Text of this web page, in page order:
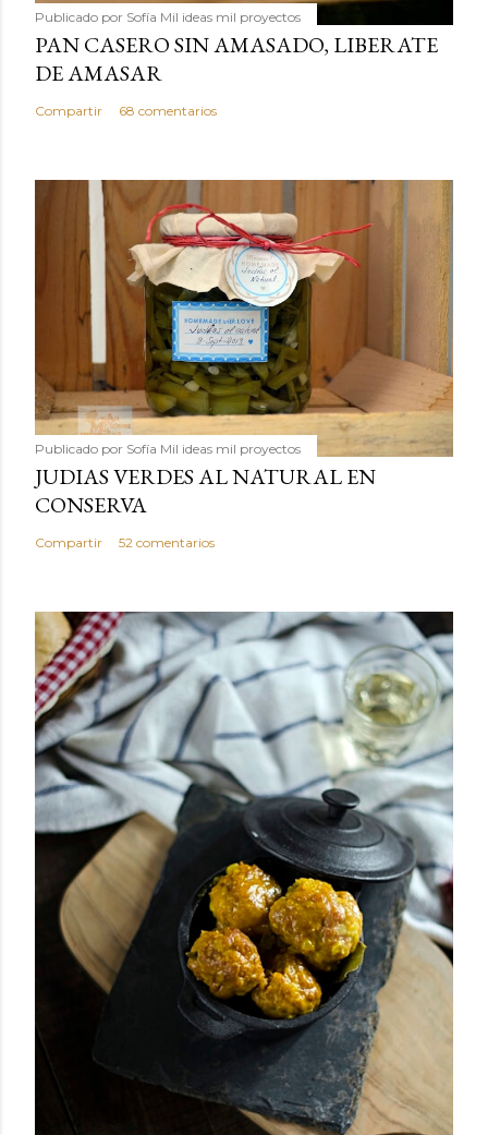
Publicado por Sofía Mil ideas mil proyectos
PAN CASERO SIN AMASADO, LIBERATE
DE AMASAR
Compartir 68 comentarios
Publicado por Sofía Mil ideas mil proyectos
JUDIAS VERDES AL NATURAL EN
CONSERVA
Compartir 52 comentarios